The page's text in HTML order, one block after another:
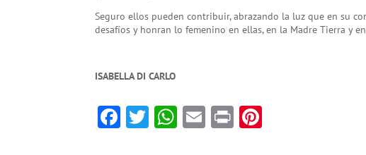
Seguro ellos pueden contribuir, abrazando la luz que en su
desafíos y honran lo femenino en ellas, en la Madre Tierra y
ISABELLA DI CARLO
F T W E Pr